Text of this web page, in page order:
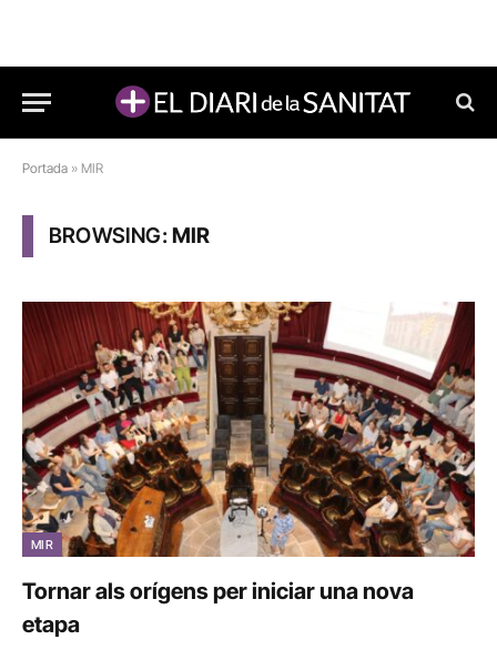
Portada » MIR
BROWSING:MIR
MIR
Tornar als orígens per iniciar una nova
etapa